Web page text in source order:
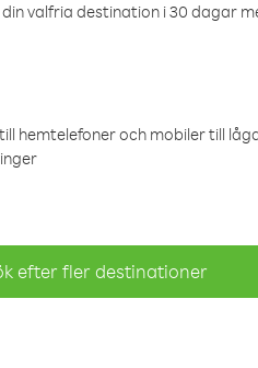
valfria destination i 30 dagar
hemtelefoner och mobiler till
efter fler destinationer